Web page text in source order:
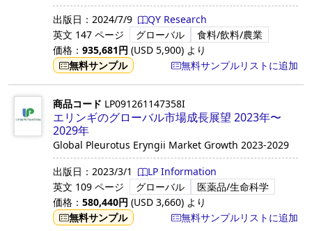
出版日： 2024/7/9
QY Research
英文 147 ページ グローバル
食料/飲料/農業
価格： 935,681円 (USD 5,900) より
無料サンプル
無料サンプルリストに追加
商品コード LP091261147358I
エリンギのグローバル市場成長展望 2023年〜
2029年
Global Pleurotus Eryngii Market Growth 2023-2029
出版日： 2023/3/1
LP Information
英文 109 ページ グローバル
医薬品/生命科学
価格： 580,440円 (USD 3,660) より
無料サンプル
無料サンプルリストに追加